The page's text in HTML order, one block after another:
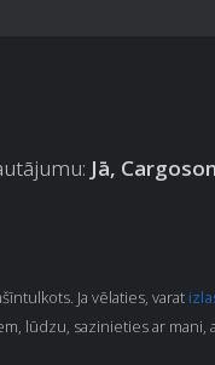
Jā,
Ja vēlaties, varat
lūdzu, sazinieties ar mani,